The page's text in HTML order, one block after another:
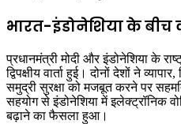
भारत-इंडोनेशिया के
प्रधानमंत्री मोदी और इंडोनेशिया के
द्विपक्षीय वार्ता हुई। दोनों देशों ने
समुद्री सुरक्षा को मजबूत करने पर
सहयोग से इंडोनेशिया में इलेक्ट्रॉनिक
बढ़ाने का फैसला हुआ।